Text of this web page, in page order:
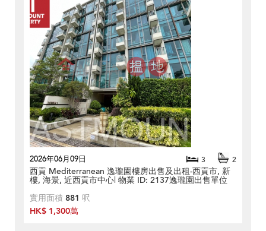
2026年06月09日 3 2
西貢 Mediterranean 逸瓏園樓房出售及出租-西貢市, 新
樓, 海景, 近西貢市中心| 物業 ID: 2137逸瓏園出售單位
實用面積 881 呎
HK$ 1,300萬